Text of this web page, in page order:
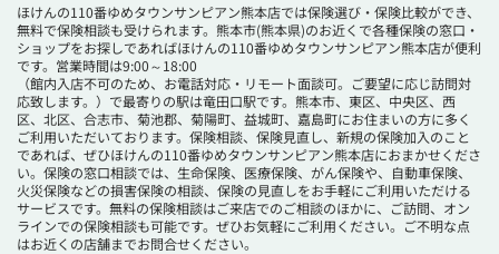
ほけんの110番ゆめタウンサンピアン熊本店では保険選び・保険比較ができ、
無料で保険相談も受けられます。熊本市(熊本県)のお近くで各種保険の窓口・
ショップをお探しであればほけんの110番ゆめタウンサンピアン熊本店が便利
です。営業時間は9:00～18:00
（館内入店不可のため、お電話対応・リモート面談可。ご要望に応じ訪問対
応致します。）で最寄りの駅は竜田口駅です。熊本市、東区、中央区、西
区、北区、合志市、菊池郡、菊陽町、益城町、嘉島町にお住まいの方に多く
ご利用いただいております。保険相談、保険見直し、新規の保険加入のこと
であれば、ぜひほけんの110番ゆめタウンサンピアン熊本店におまかせくださ
い。保険の窓口相談では、生命保険、医療保険、がん保険や、自動車保険、
火災保険などの損害保険の相談、保険の見直しをお手軽にご利用いただける
サービスです。無料の保険相談はご来店でのご相談のほかに、ご訪問、オン
ラインでの保険相談も可能です。ぜひお気軽にご利用ください。ご不明な点
はお近くの店舗までお問合せください。